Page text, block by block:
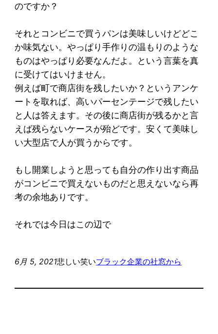
のですか？
それとコンビニで買うパンは美味しいけどどこ
か味気ない。やっぱり手作りの温もりのような
ものはやっぱり必要なんだよ。という言葉を真
に受けてはいけません。
例えば町で商店街を残したいか？というアンケ
ートを取れば、高いパーセンテージで残したい
と人は答えます。その後に商店街が残るかと言
えば残らないケースが殆どです。安くて美味し
い大型店で人が買うからです。
もし開業しようと思っても自分の作り出す商品
がコンビニで買えないものだと思えないなら再
考の余地ありです。
それでは今日はこの辺で
6月 5, 2021悲しい笑いブラック企業の社窓から